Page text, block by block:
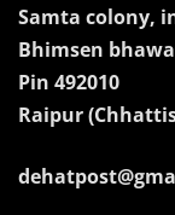
Samta colony,
Bhimsen
Pin 492010
Raipur